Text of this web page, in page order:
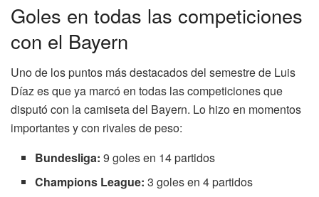
Goles en todas las competiciones
con el Bayern
Uno de los puntos más destacados del semestre de Luis
Díaz es que ya marcó en todas las competiciones que
disputó con la camiseta del Bayern. Lo hizo en momentos
importantes y con rivales de peso:
Bundesliga: 9 goles en 14 partidos
Champions League: 3 goles en 4 partidos